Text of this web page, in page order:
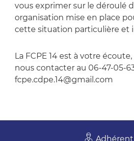
vous exprimer sur le déroulé
organisation mise en place
cette situation particulière et
La FCPE 14 est à votre
nous contacter au 06-47-05-
fcpe.cdpe.14@gmail.com
Adhérent